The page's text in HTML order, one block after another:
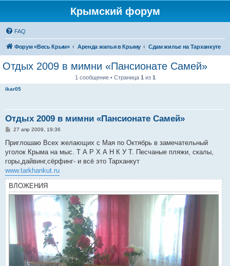
Крымский форум
FAQ
Форум «Весь Крым» Аренда жилья в Крыму Сдам жилье на Тарханкуте
Отдых 2009 в мимни «Пансионате Самей»
1 сообщение • Страница 1 из 1
ikar05
Отдых 2009 в мимни «Пансионате Самей»
С
о
щ
е
н
и
е
27 апр 2009, 19:36
Приглошаю Всех желающих с Мая по Октябрь в замечательный
уголок Крыма на мыс. Т А Р Х А Н К У Т. Песчаные пляжи, скалы,
горы,дайвинг,сёрфинг- и всё это Тарханкут
www.tarkhankut.ru
ВЛОЖЕНИЯ